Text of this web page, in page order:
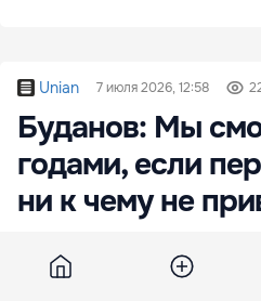
Unian 7 июля 2026, 12:58
Буданов: Мы
годами, если
ни к чему не
Об этом глава Офиса
Кирилл Буданов заявил